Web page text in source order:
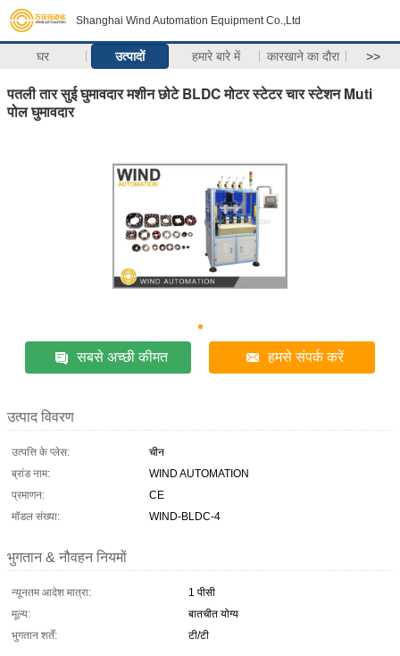
Shanghai Wind Automation Equipment Co.,Ltd
घर उत्पादों हमारे बारे में कारखाने का दौरा >>
पतली तार सुई घुमावदार मशीन छोटे BLDC मोटर स्टेटर चार स्टेशन Muti
पोल घुमावदार
सबसे अच्छी कीमत हमसे संपर्क करें
उत्पाद विवरण
उत्पत्ति के प्लेस:
चीन
ब्रांड नाम:
WIND AUTOMATION
प्रमाणन:
CE
मॉडल संख्या:
WIND-BLDC-4
भुगतान & नौवहन नियमों
न्यूनतम आदेश मात्रा:
1 पीसी
मूल्य:
बातचीत योग्य
भुगतान शर्तें:
टी/टी